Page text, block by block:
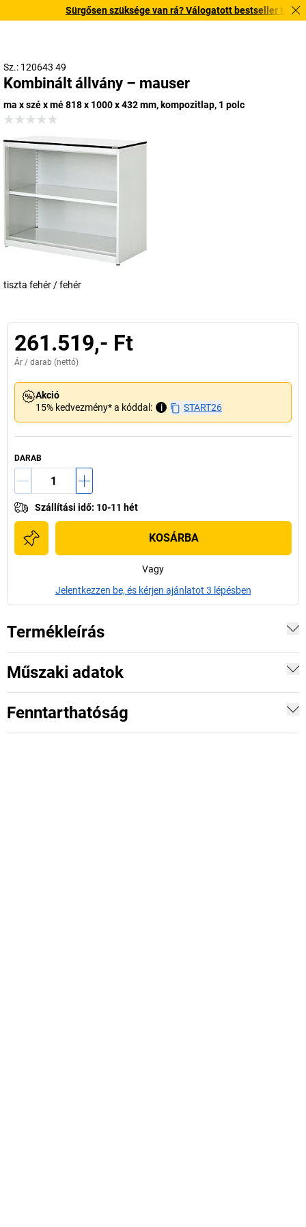
Sürgősen szüksége van rá? Válogatott bestseller
Sz.: 120643 49
Kombinált állvány – mauser
ma x szé x mé 818 x 1000 x 432 mm, kompozitlap, 1 polc
tiszta fehér / fehér
261.519,- Ft
Ár / darab (nettó)
Akció
15% kedvezmény* a kóddal:
i START26
DARAB
Szállítási idő: 10-11 hét
KOSÁRBA
Vagy
Jelentkezzen be, és kérjen ajánlatot 3 lépésben
Termékleírás
Műszaki adatok
Fenntarthatóság